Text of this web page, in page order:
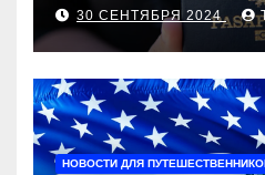
30 СЕНТЯБРЯ 2024
НОВОСТИ ДЛЯ